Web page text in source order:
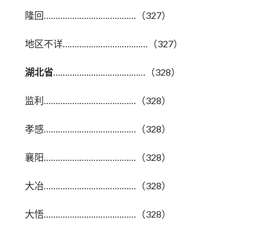
隆回…………………………………（327）
地区不详………………………………（327）
湖北省…………………………………（328）
监利…………………………………（328）
孝感…………………………………（328）
襄阳…………………………………（328）
大冶…………………………………（328）
大悟…………………………………（328）